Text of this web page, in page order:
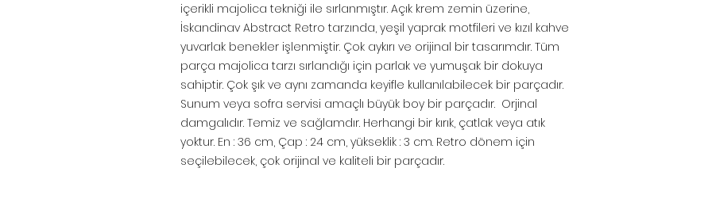
içerikli majolica tekniği ile sırlanmıştır. Açık krem zemin üzerine,
İskandinav Abstract Retro tarzında, yeşil yaprak motfileri ve kızıl kahve
yuvarlak benekler işlenmiştir. Çok aykırı ve orijinal bir tasarımdır. Tüm
parça majolica tarzı sırlandığı için parlak ve yumuşak bir dokuya
sahiptir. Çok şık ve aynı zamanda keyifle kullanılabilecek bir parçadır.
Sunum veya sofra servisi amaçlı büyük boy bir parçadır. Orjinal
damgalıdır. Temiz ve sağlamdır. Herhangi bir kırık, çatlak veya atık
yoktur. En : 36 cm, Çap : 24 cm, yükseklik : 3 cm. Retro dönem için
seçilebilecek, çok orijinal ve kaliteli bir parçadır.